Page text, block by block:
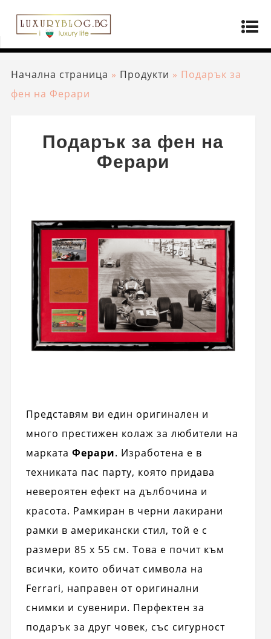
Начална страница » Продукти » Подарък за
фен на Ферари
Подарък за фен на
Ферари
Представям ви един оригинален и
много престижен колаж за любители на
марката Ферари. Изработена е в
техниката пас парту, която придава
невероятен ефект на дълбочина и
красота. Рамкиран в черни лакирани
рамки в американски стил, той е с
размери 85 x 55 см. Това е почит към
всички, които обичат символа на
Ferrari, направен от оригинални
снимки и сувенири. Перфектен за
подарък за друг човек, със сигурност